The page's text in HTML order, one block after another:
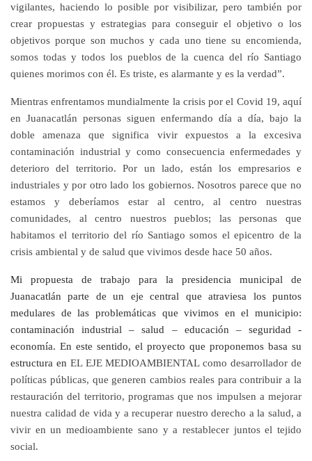
vigilantes, haciendo lo posible por visibilizar, pero también por
crear propuestas y estrategias para conseguir el objetivo o los
objetivos porque son muchos y cada uno tiene su encomienda,
somos todas y todos los pueblos de la cuenca del río Santiago
quienes morimos con él. Es triste, es alarmante y es la verdad”.
Mientras enfrentamos mundialmente la crisis por el Covid 19, aquí
en Juanacatlán personas siguen enfermando día a día, bajo la
doble amenaza que significa vivir expuestos a la excesiva
contaminación industrial y como consecuencia enfermedades y
deterioro del territorio. Por un lado, están los empresarios e
industriales y por otro lado los gobiernos. Nosotros parece que no
estamos y deberíamos estar al centro, al centro nuestras
comunidades, al centro nuestros pueblos; las personas que
habitamos el territorio del río Santiago somos el epicentro de la
crisis ambiental y de salud que vivimos desde hace 50 años.
Mi propuesta de trabajo para la presidencia municipal de
Juanacatlán parte de un eje central que atraviesa los puntos
medulares de las problemáticas que vivimos en el municipio:
contaminación industrial – salud – educación – seguridad -
economía. En este sentido, el proyecto que proponemos basa su
estructura en EL EJE MEDIOAMBIENTALcomo desarrollador de
políticas públicas, que generen cambios reales para contribuir a la
restauración del territorio, programas que nos impulsen a mejorar
nuestra calidad de vida y a recuperar nuestro derecho a la salud, a
vivir en un medioambiente sano y a restablecer juntos el tejido
social.